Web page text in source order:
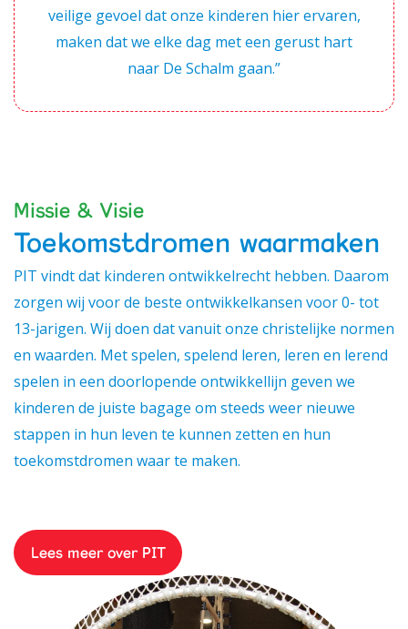
veilige gevoel dat onze kinderen hier ervaren,
maken dat we elke dag met een gerust hart
naar De Schalm gaan.”
Missie & Visie
Toekomstdromen waarmaken
PIT vindt dat kinderen ontwikkelrecht hebben. Daarom
zorgen wij voor de beste ontwikkelkansen voor 0- tot
13-jarigen. Wij doen dat vanuit onze christelijke normen
en waarden. Met spelen, spelend leren, leren en lerend
spelen in een doorlopende ontwikkellijn geven we
kinderen de juiste bagage om steeds weer nieuwe
stappen in hun leven te kunnen zetten en hun
toekomstdromen waar te maken.
Lees meer over PIT